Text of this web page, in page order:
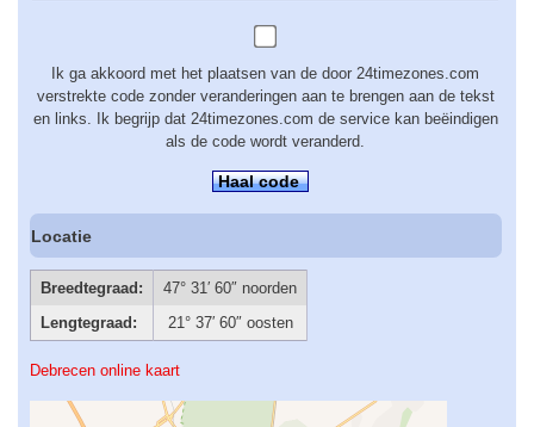
Ik ga akkoord met het plaatsen van de door 24timezones.com
verstrekte code zonder veranderingen aan te brengen aan de tekst
en links. Ik begrijp dat 24timezones.com de service kan beëindigen
als de code wordt veranderd.
Haal code
Locatie
Breedtegraad:
47° 31′ 60″ noorden
Lengtegraad:
21° 37′ 60″ oosten
Debrecen online kaart